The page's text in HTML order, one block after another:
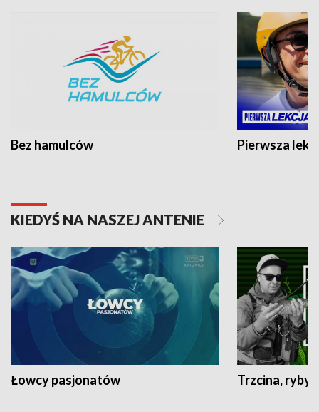
Bez hamulców Pierwsza
KIEDYŚ NA NASZEJ ANTENIE
Łowcy pasjonatów Trzcina, ryby